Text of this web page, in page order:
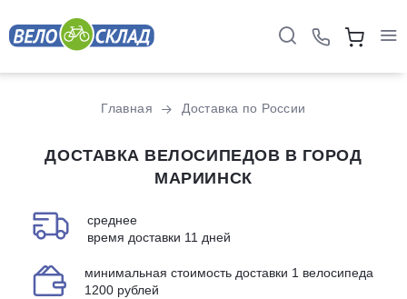
Главная Доставка по России
ДОСТАВКА ВЕЛОСИПЕДОВ В ГОРОД
МАРИИНСК
среднее
время доставки 11 дней
минимальная стоимость доставки 1 велосипеда
1200 рублей